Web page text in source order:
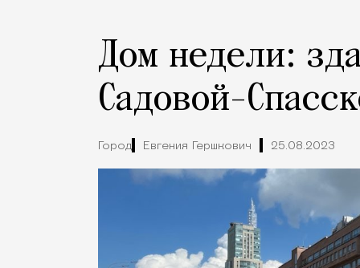
Дом недели:
Садовой-
Город Евгения Гершкович 25.08.2023